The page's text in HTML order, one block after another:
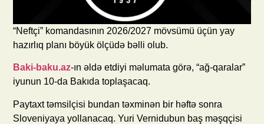
“Neftçi” komandasının 2026/2027 mövsümü üçün yay
hazırlıq planı böyük ölçüdə bəlli olub.
Baki-baku.az-ın əldə etdiyi məlumata görə, “ağ-qaralar”
iyunun 10-da Bakıda toplaşacaq.
Paytaxt təmsilçisi bundan təxminən bir həftə sonra
Sloveniyaya yollanacaq. Yuri Vernidubun baş məşqçisi